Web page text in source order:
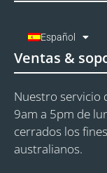
Español
Ventas &
Nuestro servicio
9am a 5pm de
cerrados los
australianos.